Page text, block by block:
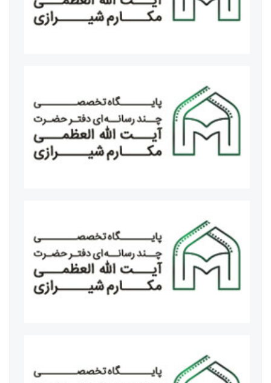
آیت الله اعرافی مدیرحوزه‌های علمیه کشور
حسین سیمایی صراف وزیر علوم، تحقیقات و فناوری
رئیس جامعه مدرسین قم